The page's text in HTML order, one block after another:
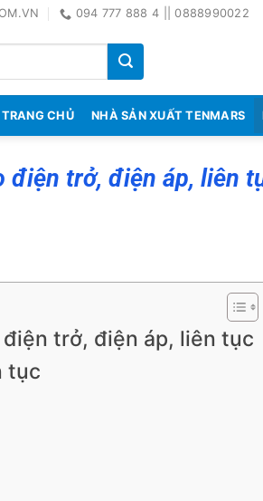
094 777 888 4 || 0888990022
TRANG CHỦ NHÀ SẢN XUẤT TENMARS
điện trở, điện áp, liên
trở, điện áp, liên tục
tục